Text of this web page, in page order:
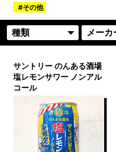
その他
サントリー のんある酒場
塩レモンサワー ノンアル
コール